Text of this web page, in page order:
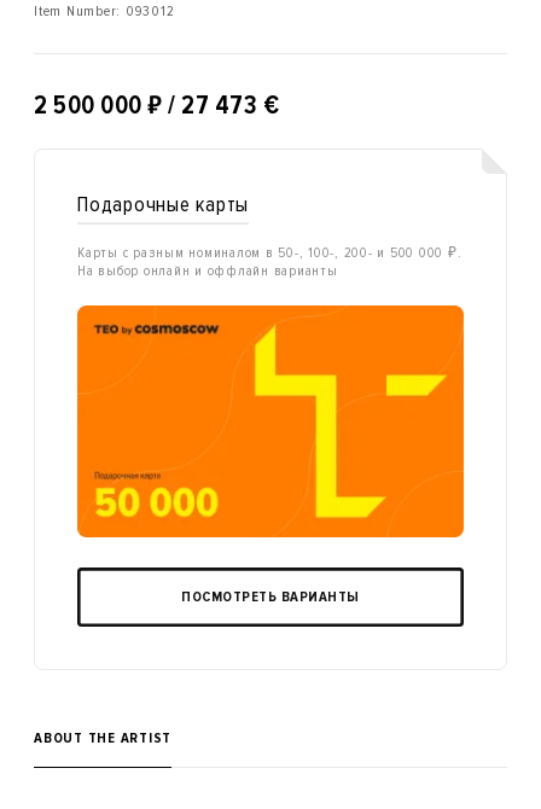
Item Number: 093012
2 500 000 ₽ / 27 473 €
Подарочные карты
Карты с разным номиналом в 50-, 100-, 200- и 500 000 ₽.
На выбор онлайн и оффлайн варианты
ПОСМОТРЕТЬ ВАРИАНТЫ
ABOUT THE ARTIST